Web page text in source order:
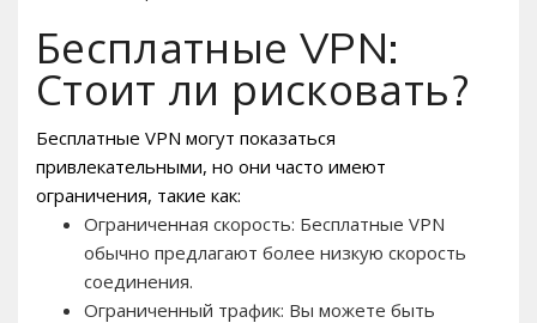
Бесплатные VPN:
Стоит ли рисковать?
Бесплатные VPN могут показаться
привлекательными, но они часто имеют
ограничения, такие как:
Ограниченная скорость: Бесплатные VPN
обычно предлагают более низкую скорость
соединения.
Ограниченный трафик: Вы можете быть